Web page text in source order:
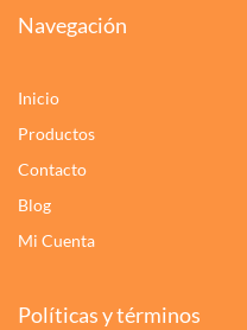
Navegación
Inicio
Productos
Contacto
Blog
Mi Cuenta
Políticas y términos